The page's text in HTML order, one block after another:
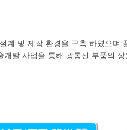
및 제작 환경을 구축 하였으며
발 사업을 통해 광통신 부품의